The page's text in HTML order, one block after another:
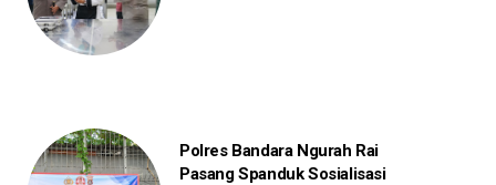
Polres Bandara Ngurah Rai
Pasang Spanduk Sosialisasi